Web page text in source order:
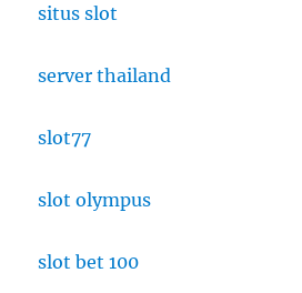
situs slot
server thailand
slot77
slot olympus
slot bet 100